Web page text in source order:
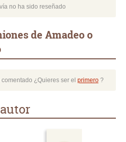
no ha sido reseñado
de Amadeo o
¿Quieres ser el primero?